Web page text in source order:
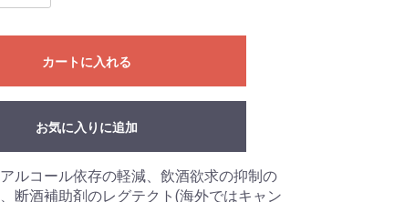
カートに入れる
お気に入りに追加
ルコール依存の軽減、飲酒欲求の抑制の
断酒補助剤のレグテクト(海外ではキャン